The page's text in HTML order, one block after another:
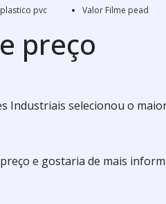
pvc Valor Filme pead
preço
Industriais selecionou o
e gostaria de mais